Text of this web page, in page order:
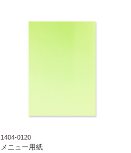
1404-0120
メニュー用紙